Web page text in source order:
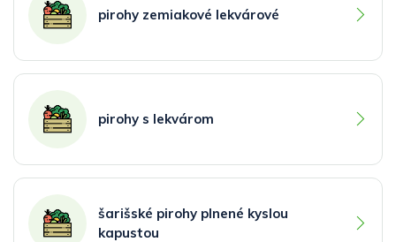
pirohy zemiakové lekvárové
pirohy s lekvárom
šarišské pirohy plnené kyslou
kapustou